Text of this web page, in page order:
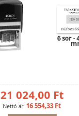
6 sor
21 024,00 Ft
16 554,33 Ft